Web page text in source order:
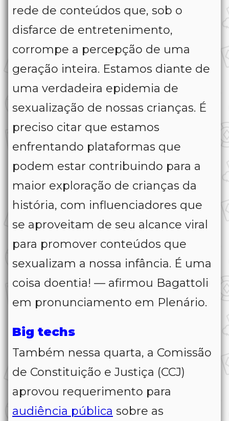
rede de conteúdos que, sob o
disfarce de entretenimento,
corrompe a percepção de uma
geração inteira. Estamos diante de
uma verdadeira epidemia de
sexualização de nossas crianças. É
preciso citar que estamos
enfrentando plataformas que
podem estar contribuindo para a
maior exploração de crianças da
história, com influenciadores que
se aproveitam de seu alcance viral
para promover conteúdos que
sexualizam a nossa infância. É uma
coisa doentia! — afirmou Bagattoli
em pronunciamento em Plenário.
Big techs
Também nessa quarta, a Comissão
de Constituição e Justiça (CCJ)
aprovou requerimento para
audiência pública sobre as